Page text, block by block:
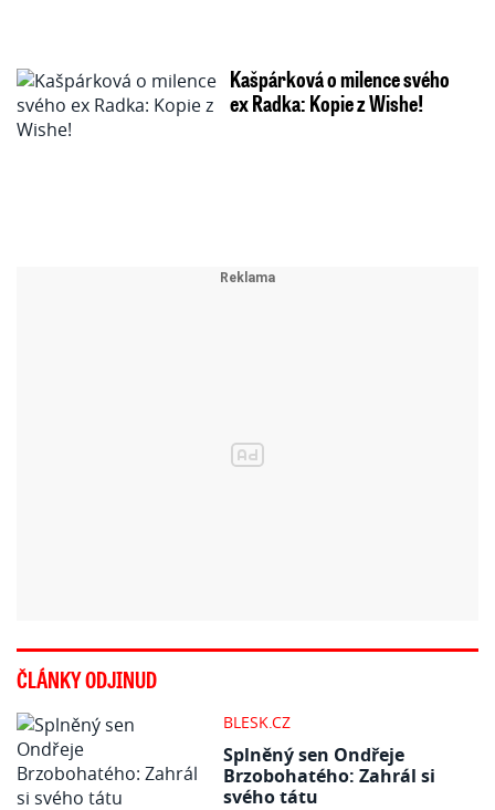
Kašpárková o milence svého
ex Radka: Kopie z Wishe!
ČLÁNKY ODJINUD
BLESK.CZ
Splněný sen Ondřeje
Brzobohatého: Zahrál si
svého tátu